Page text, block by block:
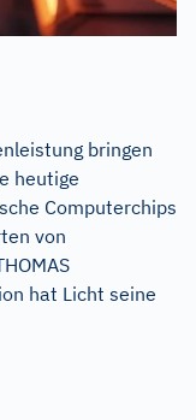
bringen
heutige
Computerchips
von
hat Licht seine